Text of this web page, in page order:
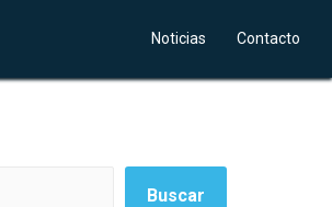
Noticias Contacto
Buscar